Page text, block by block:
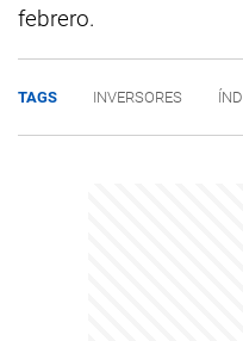
febrero.
TAGS INVERSORES